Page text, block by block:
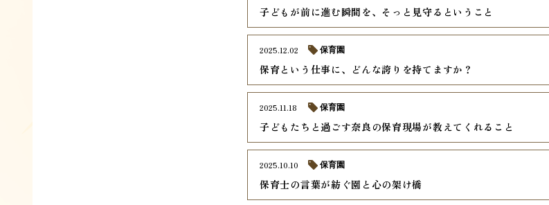
子どもが前に進む瞬間を、そっと見守るということ
保育という仕事に、どんな誇りを持てますか？
2025.12.02 保育園
子どもたちと過ごす奈良の保育現場が教えてくれること
2025.11.18 保育園
保育士の言葉が紡ぐ園と心の架け橋
2025.10.10 保育園